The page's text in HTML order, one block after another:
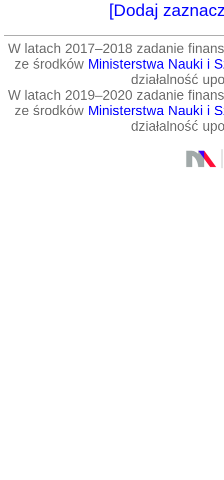
[Dodaj
W latach 2017–2018 zadanie
ze środków Ministerstwa Nauki i
działalność
W latach 2019–2020 zadanie
ze środków Ministerstwa Nauki i
działalność